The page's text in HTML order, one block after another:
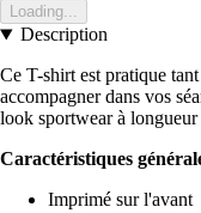
Loading...
Description
Ce T-shirt est pratique
accompagner dans vos
look sportwear à longueur
Caractéristiques
Imprimé sur l'avant